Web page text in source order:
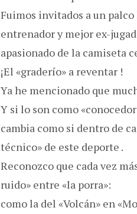
Fuimos invitados a un
entrenador y mejor ex-
apasionado de la camiseta
¡El «graderío» a reventar !
Ya he mencionado que
Y si lo son como
cambia como si dentro de
técnico» de este deporte .
Reconozco que cada vez
ruido» entre «la porra»:
como la del «Volcán» en